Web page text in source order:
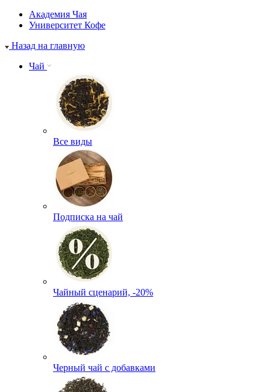
Академия Чая
Университет Кофе
Назад на главную
Чай
Все виды
Подписка на чай
Чайный сценарий, -20%
Черный чай с добавками